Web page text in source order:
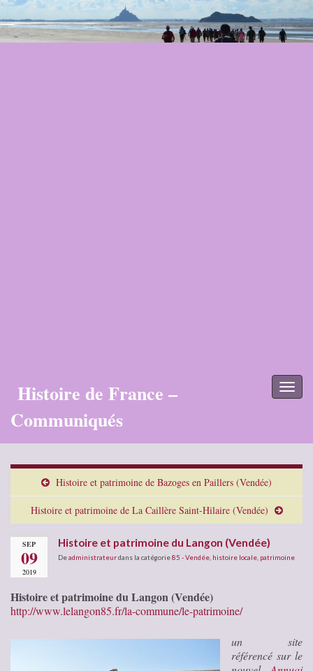
Histoire de France –
Communiqués
Histoire et patrimoine de Bazoges en Paillers (Vendée)
Histoire et patrimoine de La Caillère Saint-Hilaire (Vendée)
SEP
09
2019
Histoire et patrimoine du Langon (Vendée)
Deadministrateurdans la catégorie85 - Vendée histoire locale patrimoine
Histoire et patrimoine du Langon (Vendée)
http://www.lelangon85.fr/la-commune/le-patrimoine/
un site
référencé sur le